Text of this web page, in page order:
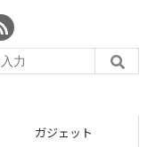
ガジェット